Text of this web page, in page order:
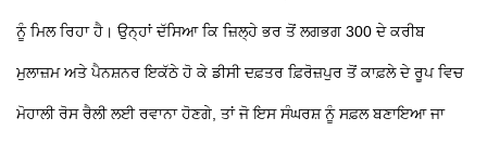
ਨੂੰ ਮਿਲ ਰਿਹਾ ਹੈ। ਉਨ੍ਹਾਂ ਦੱਸਿਆ ਕਿ ਜ਼ਿਲ੍ਹੇ ਭਰ ਤੋਂ ਲਗਭਗ 300 ਦੇ ਕਰੀਬ
ਮੁਲਾਜ਼ਮ ਅਤੇ ਪੈਨਸ਼ਨਰ ਇਕੱਠੇ ਹੋ ਕੇ ਡੀਸੀ ਦਫ਼ਤਰ ਫ਼ਿਰੋਜ਼ਪੁਰ ਤੋਂ ਕਾਫ਼ਲੇ ਦੇ ਰੂਪ ਵਿਚ
ਮੋਹਾਲੀ ਰੋਸ ਰੈਲੀ ਲਈ ਰਵਾਨਾ ਹੋਣਗੇ, ਤਾਂ ਜੋ ਇਸ ਸੰਘਰਸ਼ ਨੂੰ ਸਫ਼ਲ ਬਣਾਇਆ ਜਾ